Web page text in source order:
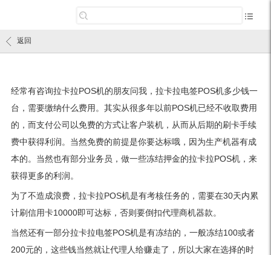
返回
经常有咨询拉卡拉POS机的朋友问我，拉卡拉电签POS机多少钱一
台，需要缴纳什么费用。其实从很多年以前POS机已经不收取费用
的，而支付公司以免费的方式让客户装机，从而从后期的刷卡手续
费中获得利润。当然免费的前提是你要达标哦，因为生产机器有成
本的。当然也有部分业务员，做一些冻结押金的拉卡拉POS机，来
获得更多的利润。
为了不造成浪费，拉卡拉POS机是有考核任务的，需要在30天内累
计刷信用卡10000即可达标，否则要倒扣代理商机器款。
当然还有一部分拉卡拉电签POS机是有冻结的，一般冻结100或者
200元的，这些钱当然就让代理人给赚走了，所以大家在选择的时